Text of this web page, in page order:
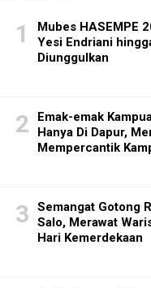
Mubes HASEMPE
Yesi Endriani
Diunggulkan
Emak-emak
Hanya Di Dapur,
Mempercantik
Semangat Gotong
Salo, Merawat
Hari Kemerdekaan